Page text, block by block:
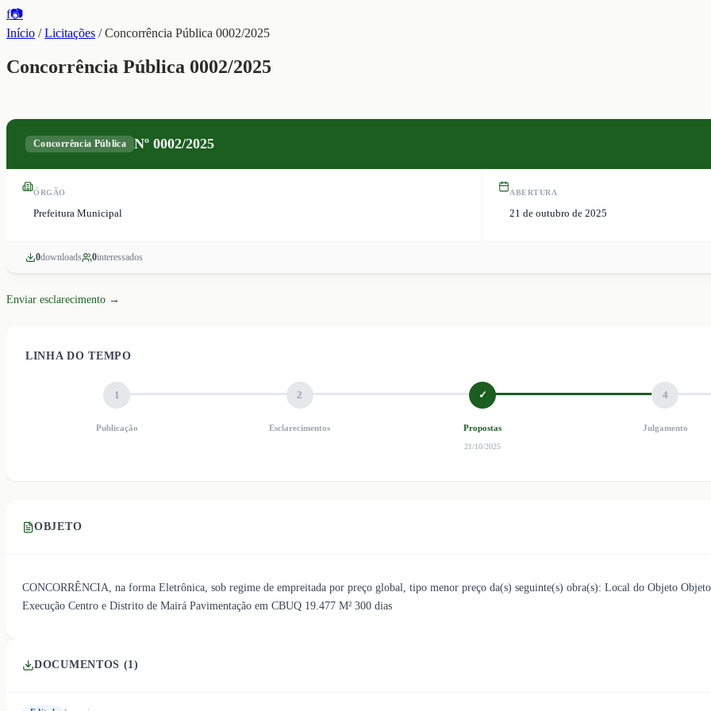
f📷
Início /Licitações /Concorrência Pública 0002/2025
Concorrência Pública 0002/2025
Concorrência Pública Nº0002/2025
ÓRGÃO
Prefeitura Municipal
ABERTURA
21 de outubro de 2025
0downloads 0interessados
Enviar esclarecimento →
LINHA DO TEMPO
1
Publicação
2
Esclarecimentos
✓
Propostas
21/10/2025
4
Julgamento
OBJETO
CONCORRÊNCIA, na forma Eletrônica, sob regime de empreitada por preço global, tipo menor preço da(s) seguinte(s) obra(s): Local do Objeto
Execução Centro e Distrito de Mairá Pavimentação em CBUQ 19.477 M² 300 dias
DOCUMENTOS (1)